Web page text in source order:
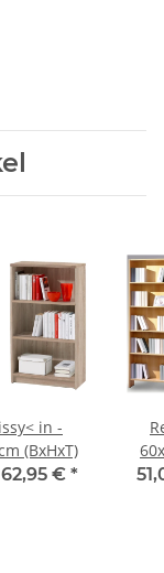
in -
(BxHxT)
62,95 € *